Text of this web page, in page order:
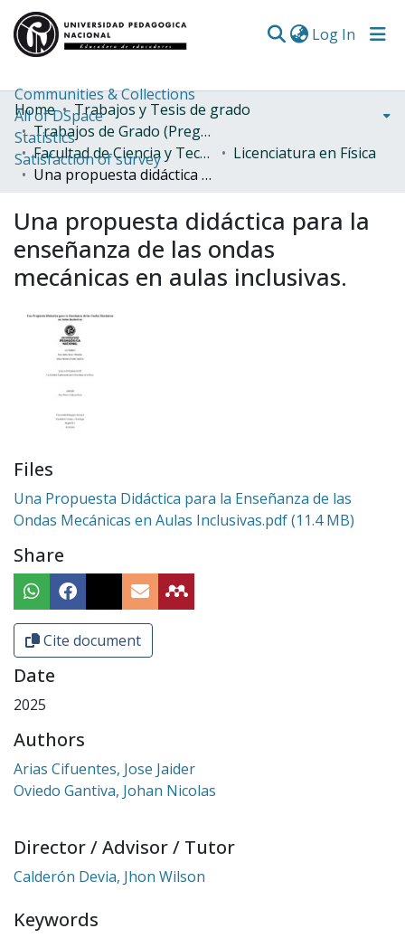
Log In
Communities & Collections
All of DSpace
Statistics
Satisfaction of survey
Home
Trabajos y Tesis de grado
Trabajos de Grado (Pregrado)
Facultad de Ciencia y Tecnología
Licenciatura en Física
Una propuesta didáctica para la enseñanza de las ondas mecánicas en aulas inclusivas.
Una propuesta didáctica para la
enseñanza de las ondas
mecánicas en aulas inclusivas.
Files
Una Propuesta Didáctica para la Enseñanza de las
Ondas Mecánicas en Aulas Inclusivas.pdf(11.4 MB)
Share
Cite document
Date
2025
Authors
Arias Cifuentes, Jose Jaider
Oviedo Gantiva, Johan Nicolas
Director / Advisor / Tutor
Calderón Devia, Jhon Wilson
Keywords